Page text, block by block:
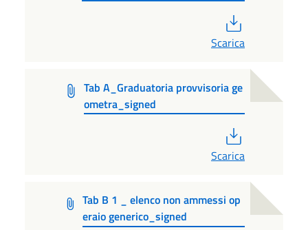
Scarica
Tab A_Graduatoria provvisoria ge
ometra_signed
Scarica
Tab B 1 _ elenco non ammessi op
eraio generico_signed